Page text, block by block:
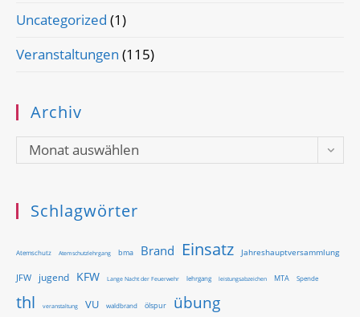
Uncategorized (1)
Veranstaltungen (115)
Archiv
Archiv
Monat auswählen
Schlagwörter
Atemschutz Atemschutzlehrgang bma Brand Einsatz Jahreshauptversammlung
JFW jugend KFW Lange Nacht der Feuerwehr lehrgang leistungsabzeichen MTA Spende
thl veranstaltung VU waldbrand ölspur übung